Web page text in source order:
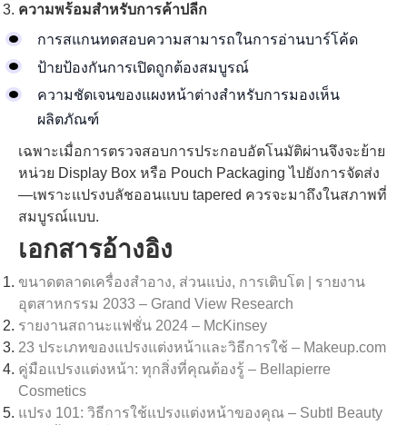
ความพร้อมสำหรับการค้าปลีก
การสแกนทดสอบความสามารถในการอ่านบาร์โค้ด
ป้ายป้องกันการเปิดถูกต้องสมบูรณ์
ความชัดเจนของแผงหน้าต่างสำหรับการมองเห็น
ผลิตภัณฑ์
เฉพาะเมื่อการตรวจสอบการประกอบอัตโนมัติผ่านจึงจะย้าย
หน่วย Display Box หรือ Pouch Packaging ไปยังการจัดส่ง
—เพราะแปรงบลัชออนแบบ tapered ควรจะมาถึงในสภาพที่
สมบูรณ์แบบ.
เอกสารอ้างอิง
ขนาดตลาดเครื่องสำอาง, ส่วนแบ่ง, การเติบโต | รายงาน
อุตสาหกรรม 2033 – Grand View Research
รายงานสถานะแฟชั่น 2024 – McKinsey
23 ประเภทของแปรงแต่งหน้าและวิธีการใช้ – Makeup.com
คู่มือแปรงแต่งหน้า: ทุกสิ่งที่คุณต้องรู้ – Bellapierre
Cosmetics
แปรง 101: วิธีการใช้แปรงแต่งหน้าของคุณ – Subtl Beauty